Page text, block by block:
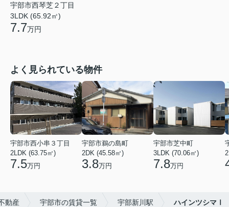
宇部市西琴芝２丁目
3LDK (65.92㎡)
7.7万円
よく見られている物件
宇部市西小串３丁目
2LDK (63.75㎡)
7.5万円
宇部市鵜の島町
2DK (45.58㎡)
3.8万円
宇部市芝中町
3LDK (70.06㎡)
7.8万円
動産 宇部市の賃貸一覧 宇部新川駅 ハインツシマⅠ